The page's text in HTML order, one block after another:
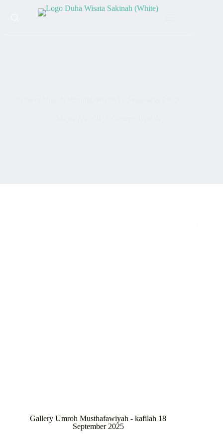
Gallery Umroh Musthafawiyah - kafilah 18
September 2025